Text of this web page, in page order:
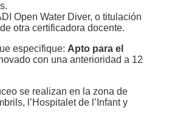
Open Water Diver, o titulación
otra certificadora docente.
especifique: Apto para el
con una anterioridad a 12
se realizan en la zona de
l’Hospitalet de l’Infant y